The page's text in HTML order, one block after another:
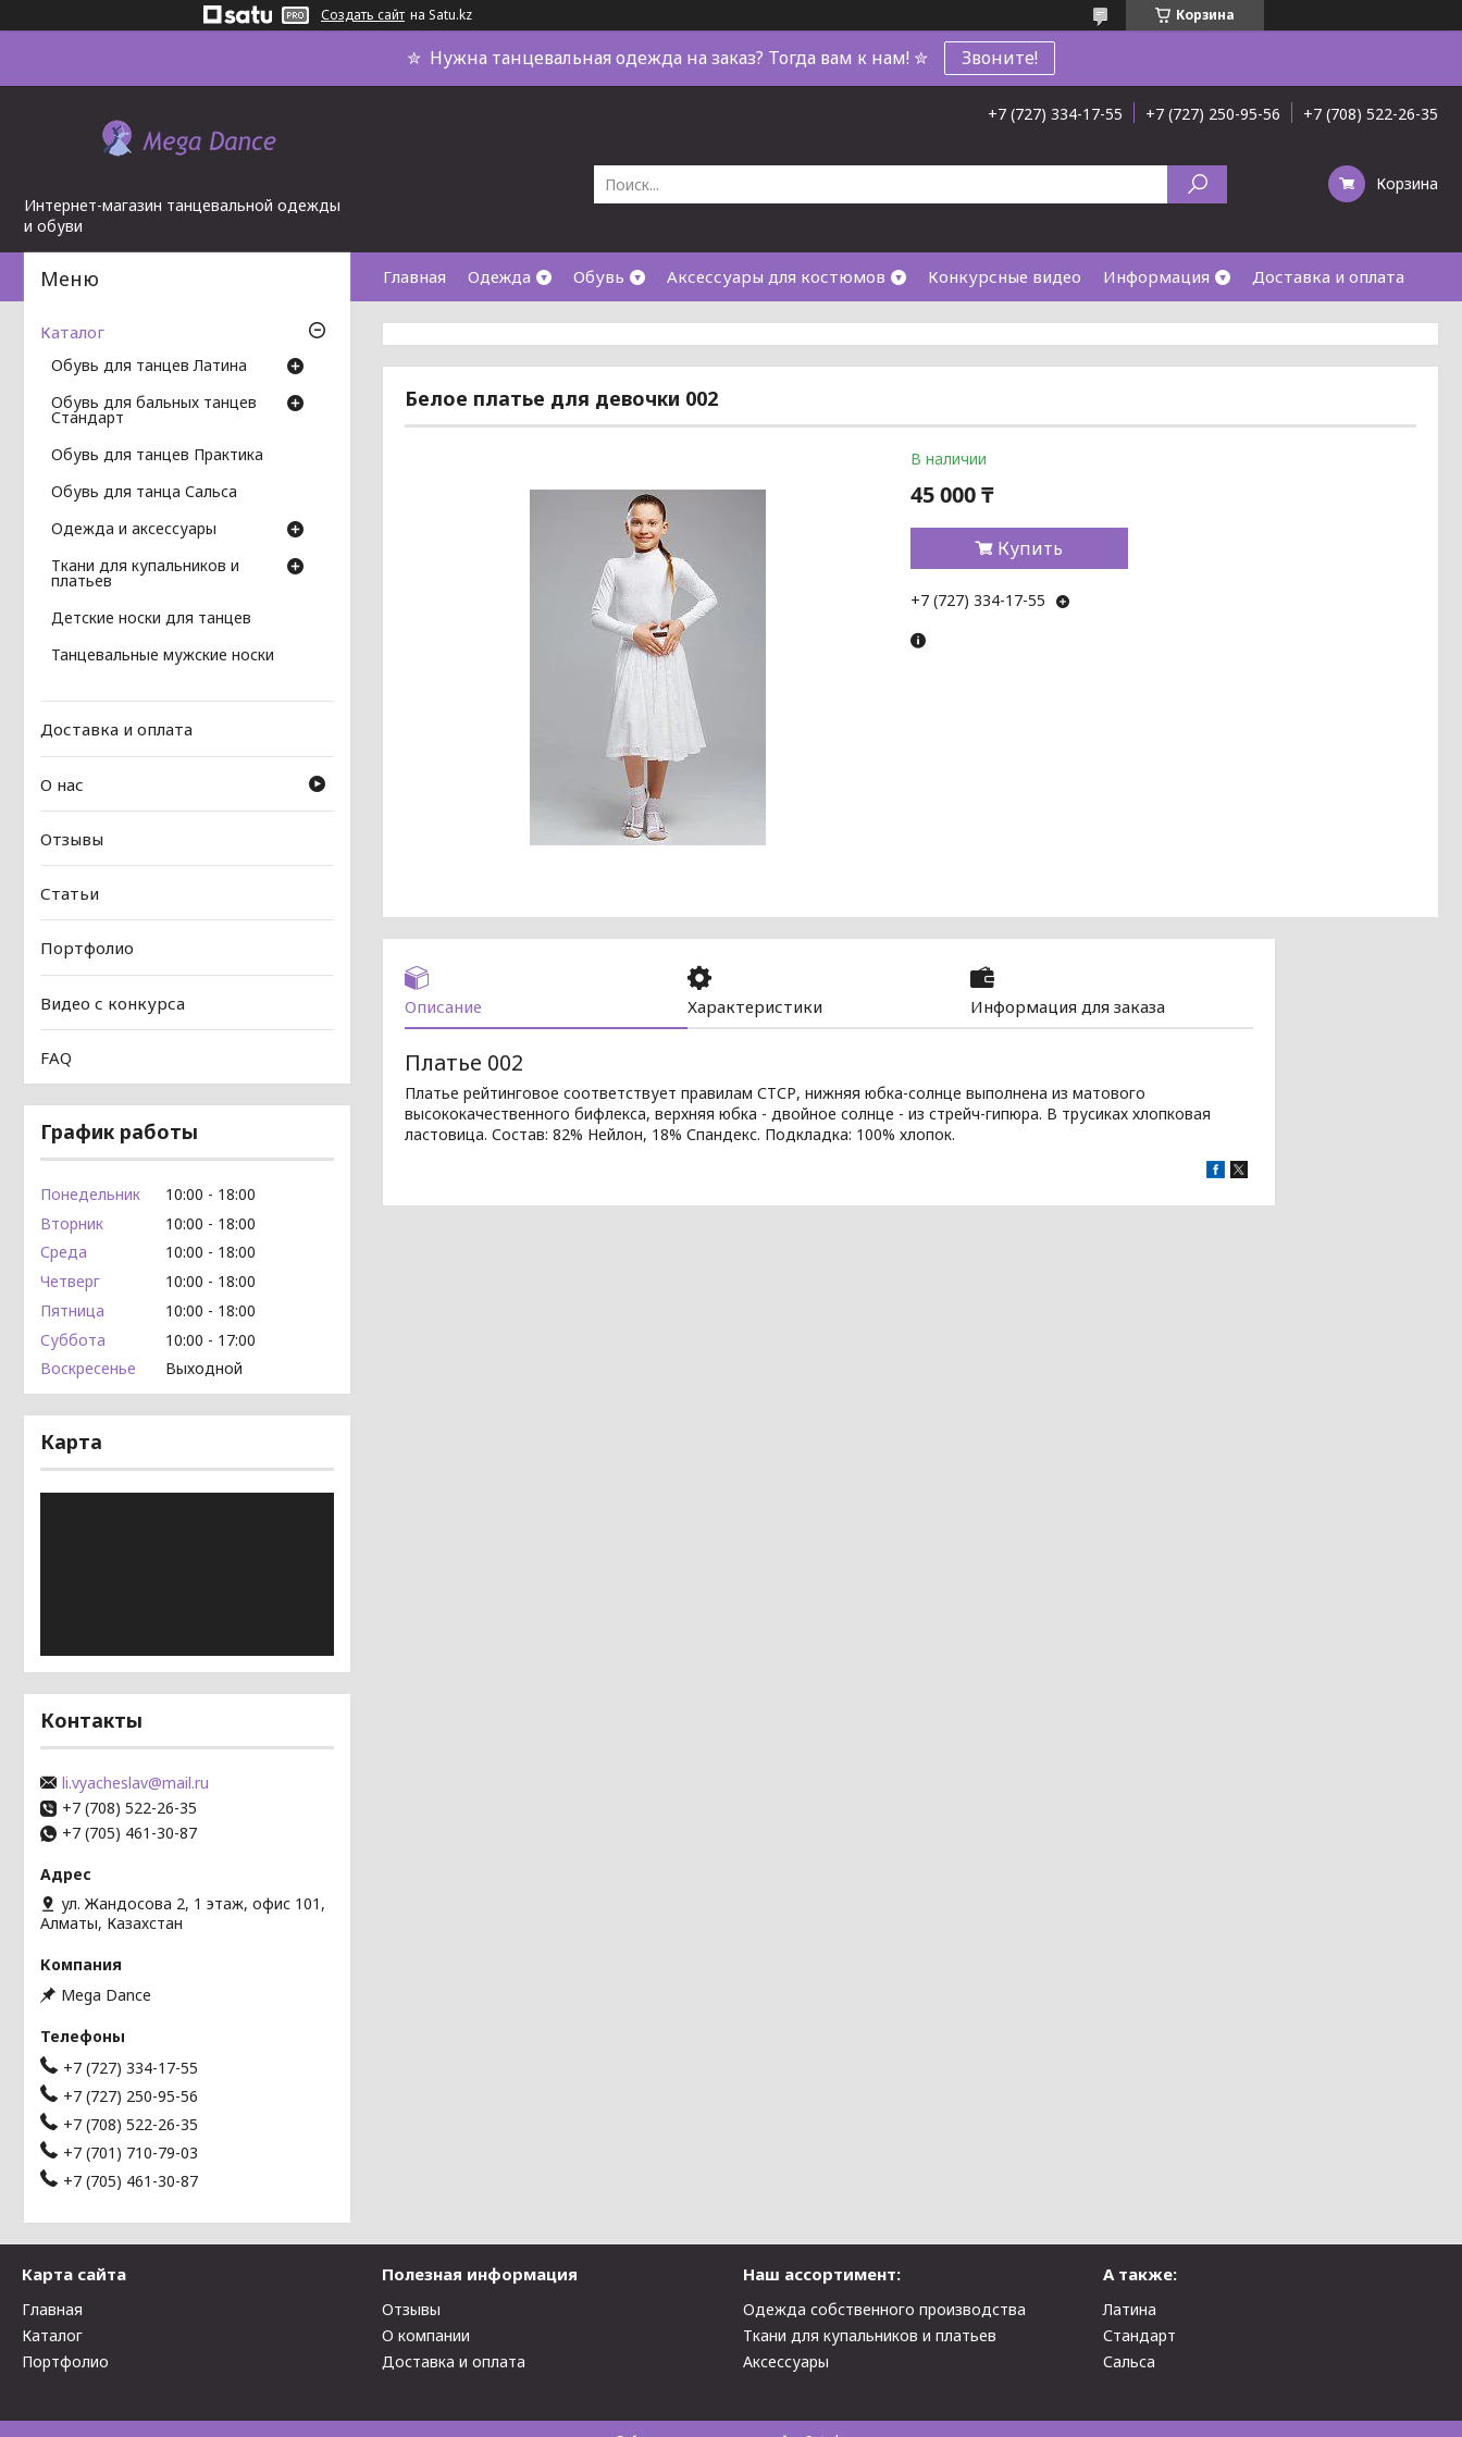
Создать сайт на Satu.kz Корзина
✮ Нужна танцевальная одежда на заказ? Тогда вам к нам! ✮ Звоните!
Интернет-магазин танцевальной одежды
и обуви
+7 (727) 334-17-55 +7 (727) 250-95-56 +7 (708) 522-26-35
Корзина
Главная Одежда Обувь Аксессуары для костюмов Конкурсные видео Информация Доставка и оплата
Белое платье для девочки 002
В наличии
45 000 ₸
Купить
+7 (727) 334-17-55
Описание Характеристики Информация для заказа
Платье 002
Платье рейтинговое соответствует правилам СТСР, нижняя юбка-солнце выполнена из матового
высококачественного бифлекса, верхняя юбка - двойное солнце - из стрейч-гипюра. В трусиках хлопковая
ластовица. Состав: 82% Нейлон, 18% Спандекс. Подкладка: 100% хлопок.
Каталог
Обувь для танцев Латина
Обувь для бальных танцев
Стандарт
Обувь для танцев Практика
Обувь для танца Сальса
Одежда и аксессуары
Ткани для купальников и
платьев
Детские носки для танцев
Танцевальные мужские носки
Доставка и оплата
О нас
Отзывы
Статьи
Портфолио
Видео с конкурса
FAQ
График работы
Понедельник 10:00
18:00
Вторник
10:00
18:00
Среда
10:00
18:00
Четверг
10:00
18:00
Пятница
10:00
18:00
Суббота
10:00
17:00
Воскресенье
Выходной
Карта
Контакты
li.vyacheslav@mail.ru
+7 (708) 522-26-35
+7 (705) 461-30-87
ул. Жандосова 2, 1 этаж, офис 101,
Алматы, Казахстан
Mega Dance
+7 (727) 334-17-55
+7 (727) 250-95-56
+7 (708) 522-26-35
+7 (701) 710-79-03
+7 (705) 461-30-87
Карта сайта
Главная
Каталог
Портфолио
Полезная информация
Отзывы
О компании
Доставка и оплата
Наш ассортимент:
Одежда собственного производства
Ткани для купальников и платьев
Аксессуары
А также:
Латина
Стандарт
Сальса